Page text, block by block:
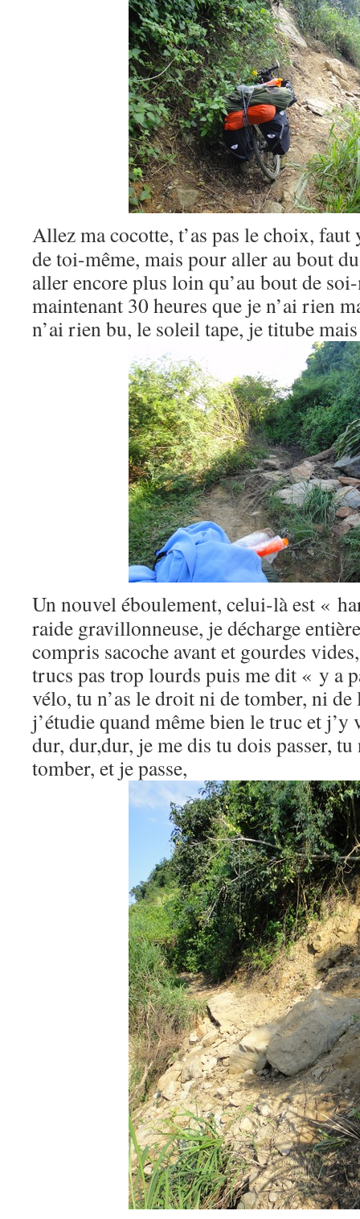
Allez ma cocotte, t’as pas le choix,
de toi-même, mais pour aller au bout
aller encore plus loin qu’au bout de
maintenant 30 heures que je n’ai rien
n’ai rien bu, le soleil tape, je titube mais
Un nouvel éboulement, celui-là est «
raide gravillonneuse, je décharge
compris sacoche avant et gourdes
trucs pas trop lourds puis me dit « y a
vélo, tu n’as le droit ni de tomber, ni
j’étudie quand même bien le truc et j’y
dur, dur,dur, je me dis tu dois passer,
tomber, et je passe,